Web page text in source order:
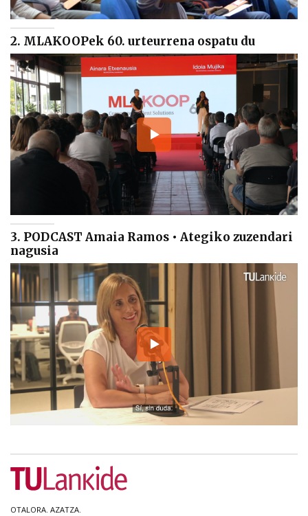
2. MLAKOOPek 60. urteurrena ospatu du
3. PODCAST Amaia Ramos • Ategiko zuzendari
nagusia
OTALORA. AZATZA.